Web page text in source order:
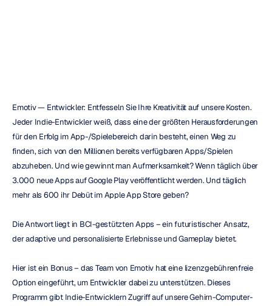
Emotiv — Entwickler: Entfesseln Sie Ihre Kreativität auf unsere Kosten.
Jeder Indie-Entwickler weiß, dass eine der größten Herausforderungen
für den Erfolg im App-/Spielebereich darin besteht, einen Weg zu
finden, sich von den Millionen bereits verfügbaren Apps/Spielen
abzuheben. Und wie gewinnt man Aufmerksamkeit? Wenn täglich über
3.000 neue Apps auf Google Play veröffentlicht werden. Und täglich
mehr als 600 ihr Debüt im Apple App Store geben?
Die Antwort liegt in BCI-gestützten Apps – ein futuristischer Ansatz,
der adaptive und personalisierte Erlebnisse und Gameplay bietet.
Hier ist ein Bonus – das Team von Emotiv hat eine lizenzgebührenfreie
Option eingeführt, um Entwickler dabei zu unterstützen. Dieses
Programm gibt Indie-Entwicklern Zugriff auf unsere Gehirn-Computer-